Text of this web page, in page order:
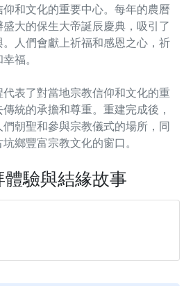
和文化的重要中心。每年的農曆
大的保生大帝誕辰慶典，吸引了
人們會獻上祈福和感恩之心，祈
福。
表了對當地宗教信仰和文化的重
統的承擔和尊重。重建完成後，
朝聖和參與宗教儀式的場所，同
鄉豐富宗教文化的窗口。
驗與結緣故事